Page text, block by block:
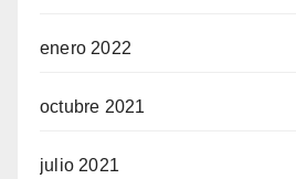
enero 2022
octubre 2021
julio 2021